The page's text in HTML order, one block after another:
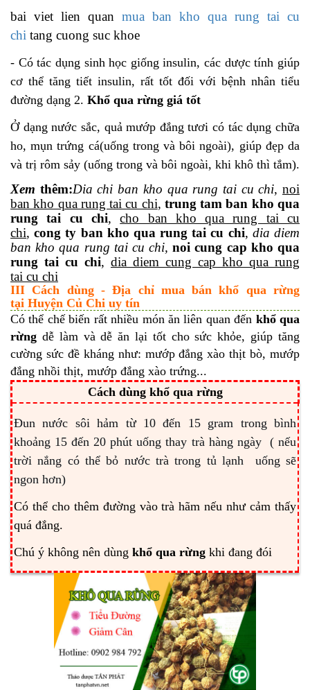
bai viet lien quan mua ban kho qua rung tai cu
chi tang cuong suc khoe
- Có tác dụng sinh học giống insulin, các dược tính giúp
cơ thể tăng tiết insulin, rất tốt đối với bệnh nhân tiểu
đường dạng 2. Khổ qua rừng giá tốt
Ở dạng nước sắc, quả mướp đắng tươi có tác dụng chữa
ho, mụn trứng cá(uống trong và bôi ngoài), giúp đẹp da
và trị rôm sảy (uống trong và bôi ngoài, khi khô thì tắm).
Xem thêm:Dia chi ban kho qua rung tai cu chi,noi
ban kho qua rung tai cu chi, trung tam ban kho qua
rung tai cu chi,cho ban kho qua rung tai cu
chi,cong ty ban kho qua rung tai cu chi, dia diem
ban kho qua rung tai cu chi, noi cung cap kho qua
rung tai cu chi, dia diem cung cap kho qua rung
tai cu chi
III Cách dùng - Địa chỉ mua bán khổ qua rừng
tại Huyện Củ Chi uy tín
Có thể chế biến rất nhiều món ăn liên quan đến khổ qua
rừng dễ làm và dễ ăn lại tốt cho sức khỏe, giúp tăng
cường sức đề kháng như: mướp đắng xào thịt bò, mướp
đắng nhồi thịt, mướp đắng xào trứng...
Cách dùng khổ qua rừng
Đun nước sôi hảm từ 10 đến 15 gram trong bình
khoảng 15 đến 20 phút uống thay trà hàng ngày ( nếu
trời nắng có thể bỏ nước trà trong tủ lạnh uống sẽ
ngon hơn)
Có thể cho thêm đường vào trà hãm nếu như cảm thấy
quá đắng.
Chú ý không nên dùng khổ qua rừng khi đang đói